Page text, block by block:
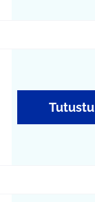
Tutustu